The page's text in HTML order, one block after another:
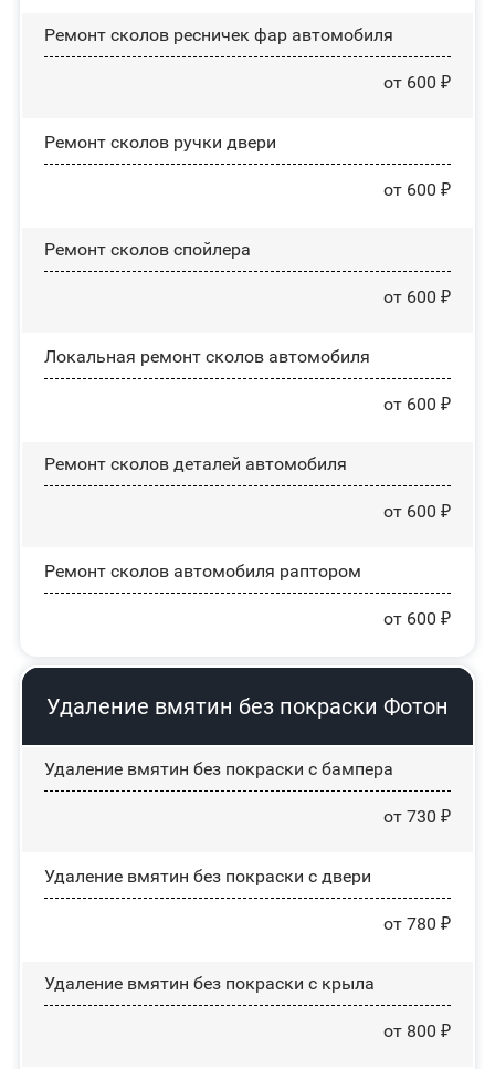
Ремонт сколов ресничек фар автомобиля
от 600 ₽
Ремонт сколов ручки двери
от 600 ₽
Ремонт сколов спойлера
от 600 ₽
Локальная ремонт сколов автомобиля
от 600 ₽
Ремонт сколов деталей автомобиля
от 600 ₽
Ремонт сколов автомобиля раптором
от 600 ₽
Удаление вмятин без покраски Фотон
Удаление вмятин без покраски с бампера
от 730 ₽
Удаление вмятин без покраски с двери
от 780 ₽
Удаление вмятин без покраски с крыла
от 800 ₽